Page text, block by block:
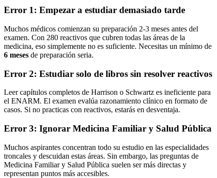
Error 1: Empezar a estudiar demasiado tarde
Muchos médicos comienzan su preparación 2-3 meses antes del
examen. Con 280 reactivos que cubren todas las áreas de la
medicina, eso simplemente no es suficiente. Necesitas un mínimo de
6 meses de preparación seria.
Error 2: Estudiar solo de libros sin resolver reactivos
Leer capítulos completos de Harrison o Schwartz es ineficiente para
el ENARM. El examen evalúa razonamiento clínico en formato de
casos. Si no practicas con reactivos, estarás en desventaja.
Error 3: Ignorar Medicina Familiar y Salud Pública
Muchos aspirantes concentran todo su estudio en las especialidades
troncales y descuidan estas áreas. Sin embargo, las preguntas de
Medicina Familiar y Salud Pública suelen ser más directas y
representan puntos más accesibles.